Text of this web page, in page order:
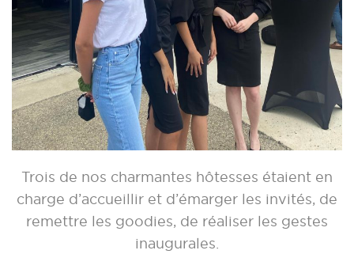
Trois de nos charmantes hôtesses étaient en
charge d’accueillir et d’émarger les invités, de
remettre les goodies, de réaliser les gestes
inaugurales.